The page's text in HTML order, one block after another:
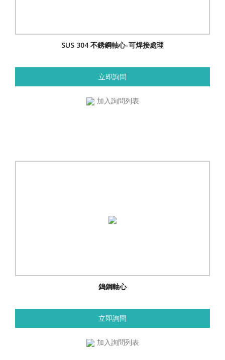
SUS 304 不銹鋼軸心-可焊接處理
立即詢問
加入詢問列表
鎢鋼軸心
立即詢問
加入詢問列表